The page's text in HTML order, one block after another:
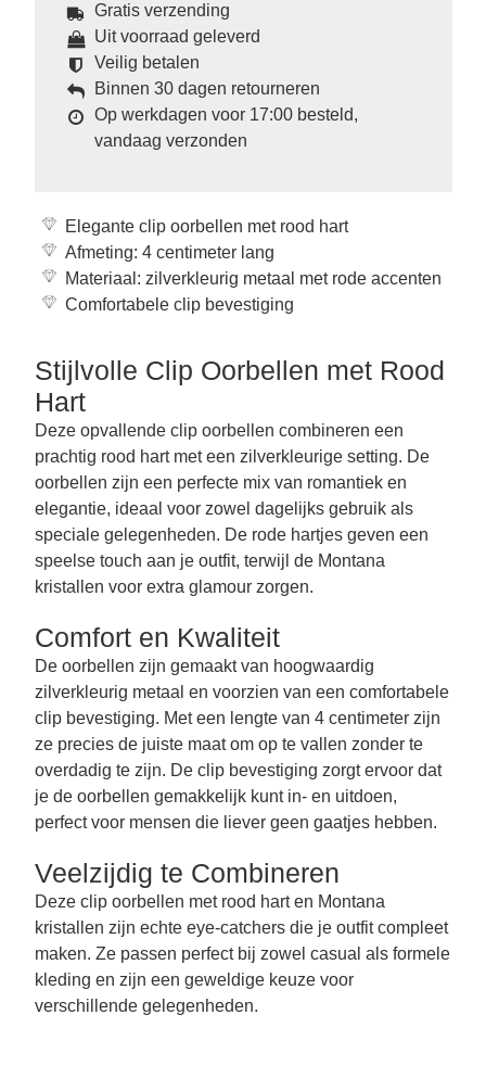
Gratis verzending
Uit voorraad geleverd
Veilig betalen
Binnen 30 dagen retourneren
Op werkdagen voor 17:00 besteld,
vandaag verzonden
Elegante clip oorbellen met rood hart
Afmeting: 4 centimeter lang
Materiaal: zilverkleurig metaal met rode accenten
Comfortabele clip bevestiging
Stijlvolle Clip Oorbellen met Rood
Hart
Deze opvallende clip oorbellen combineren een
prachtig rood hart met een zilverkleurige setting. De
oorbellen zijn een perfecte mix van romantiek en
elegantie, ideaal voor zowel dagelijks gebruik als
speciale gelegenheden. De rode hartjes geven een
speelse touch aan je outfit, terwijl de Montana
kristallen voor extra glamour zorgen.
Comfort en Kwaliteit
De oorbellen zijn gemaakt van hoogwaardig
zilverkleurig metaal en voorzien van een comfortabele
clip bevestiging. Met een lengte van 4 centimeter zijn
ze precies de juiste maat om op te vallen zonder te
overdadig te zijn. De clip bevestiging zorgt ervoor dat
je de oorbellen gemakkelijk kunt in- en uitdoen,
perfect voor mensen die liever geen gaatjes hebben.
Veelzijdig te Combineren
Deze clip oorbellen met rood hart en Montana
kristallen zijn echte eye-catchers die je outfit compleet
maken. Ze passen perfect bij zowel casual als formele
kleding en zijn een geweldige keuze voor
verschillende gelegenheden.